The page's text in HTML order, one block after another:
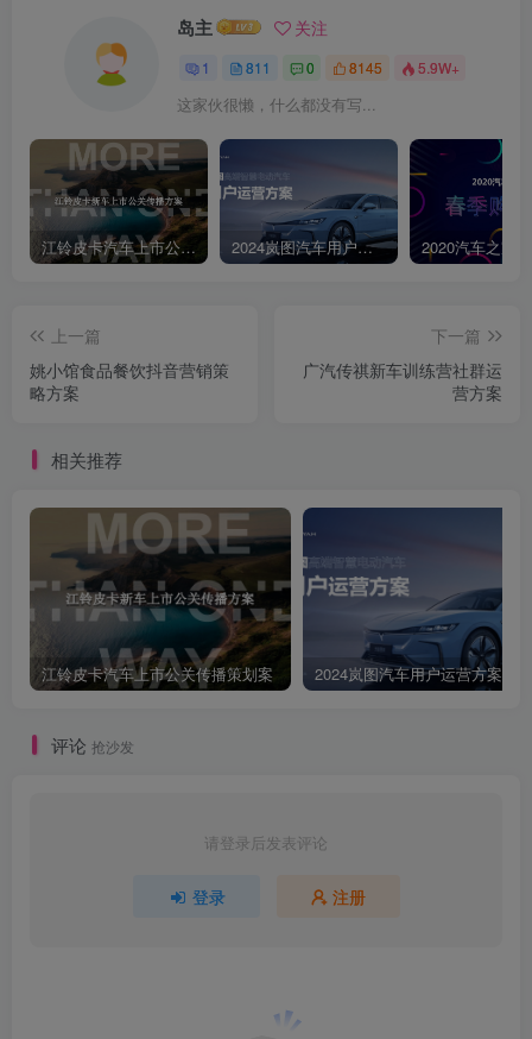
网时代的分子经济，是建立在消费生活、文化娱乐和网洛媒体套道上
的经济业态，其基于粉丝关系为三大关联产业带来了中富的商业核式
养佛路为装装量网红会治着丽你的流量。也会服版和侧新玩法，也成
为产业增长的重要驱动力量之一。数据来源：艾瑞咨询|2021年中国红
人经济商业模式及趋势研究报告现象3偶像VIRTUAL IDO正逐步成为
企业门面对品牌来说嫩偶像能是升消费者品碑的认知和信任感已成为
品牌骑业发和讨好”腾费者的新切入点Z世代已成消资市场的主力，他
多形象内播及新的价值展现”同时，虚偶像能彻底低明库蝎房为品摩带
来的风险36.4万家34家我国现有虚拟偶像相关企业数汽车品牌使用过
虚拟偶像长安数字员工/吉利虚拟主播/上汽虚拟代言人.2022年5月，我
数据博开通账号，目前粉丝18万本案解决■怎样发声受众最想听？如
何用创意方式做内容■怎样建立粉丝流量池？如何将视频内容最大化传
播■怎样建立新的门面担当？如何打造热情、温暖、活力的账号形象
51.1视频营销市场22视频营销现状3.视频运营规划4.创意内容规划-5.
项目执行保障05项目执行保障6
岛主 关注
1 811 0 8145 5.9W+
这家伙很懒，什么都没有写...
江铃皮卡汽车上市公关传播策划案 2024岚图汽车用户运营方案
上一篇
姚小馆食品餐饮抖音营销策
略方案
下一篇
广汽传祺新车训练营社群运
营方案
相关推荐
江铃皮卡汽车上市公关传播策划案 2024岚图汽车用户运营方案
评论 抢沙发
请登录后发表评论
登录 注册